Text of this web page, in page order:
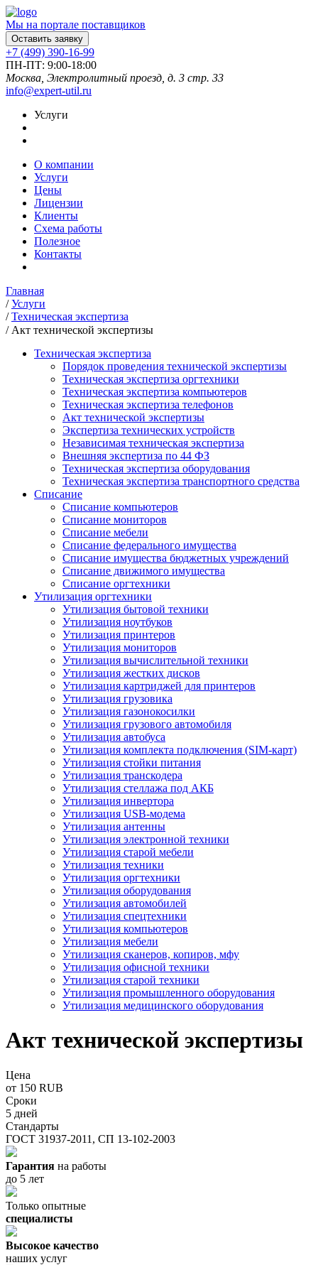
Мы на портале поставщиков
Оставить заявку
+7 (499) 390-16-99
ПН-ПТ: 9:00-18:00
Москва, Электролитный проезд, д. 3 стр. 33
info@expert-util.ru
Услуги
О компании
Услуги
Цены
Лицензии
Клиенты
Схема работы
Полезное
Контакты
Главная
/Услуги
/Техническая экспертиза
/ Акт технической экспертизы
Техническая экспертиза
Порядок проведения технической экспертизы
Техническая экспертиза оргтехники
Техническая экспертиза компьютеров
Техническая экспертиза телефонов
Акт технической экспертизы
Экспертиза технических устройств
Независимая техническая экспертиза
Внешняя экспертиза по 44 ФЗ
Техническая экспертиза оборудования
Техническая экспертиза транспортного средства
Списание
Списание компьютеров
Списание мониторов
Cписание мебели
Списание федерального имущества
Списание имущества бюджетных учреждений
Списание движимого имущества
Списание оргтехники
Утилизация оргтехники
Утилизация бытовой техники
Утилизация ноутбуков
Утилизация принтеров
Утилизация мониторов
Утилизация вычислительной техники
Утилизация жестких дисков
Утилизация картриджей для принтеров
Утилизация грузовика
Утилизация газонокосилки
Утилизация грузового автомобиля
Утилизация автобуса
Утилизация комплекта подключения (SIM-карт)
Утилизация стойки питания
Утилизация транскодера
Утилизация стеллажа под АКБ
Утилизация инвертора
Утилизация USB-модема
Утилизация антенны
Утилизация электронной техники
Утилизация старой мебели
Утилизация техники
Утилизация оргтехники
Утилизация оборудования
Утилизация автомобилей
Утилизация спецтехники
Утилизация компьютеров
Утилизация мебели
Утилизация сканеров, копиров, мфу
Утилизация офисной техники
Утилизация старой техники
Утилизация промышленного оборудования
Утилизация медицинского оборудования
Акт технической экспертизы
Цена
от 150 RUB
Сроки
5 дней
Стандарты
ГОСТ 31937-2011, СП 13-102-2003
Гарантия на работы
до 5 лет
Только опытные
специалисты
Высокое качество
наших услуг